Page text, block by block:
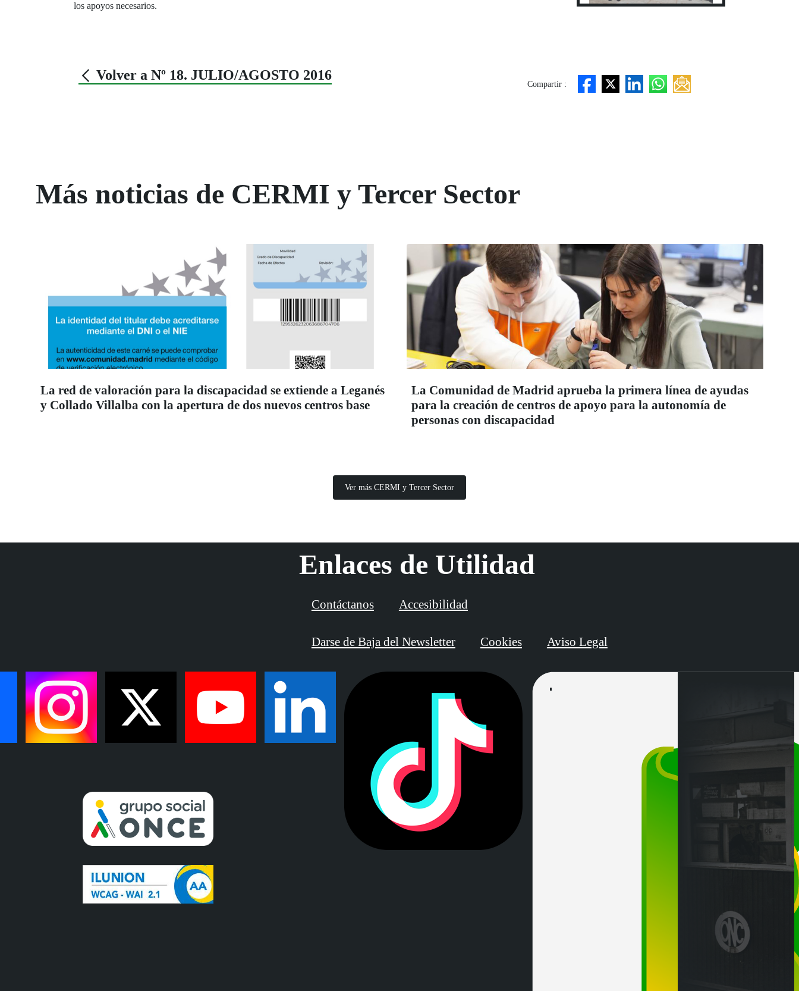
los apoyos necesarios.
Volver a Nº 18. JULIO/AGOSTO 2016
Compartir :
Más noticias de CERMI y Tercer Sector
La red de valoración para la discapacidad se extiende a Leganés
y Collado Villalba con la apertura de dos nuevos centros base
La Comunidad de Madrid aprueba la primera línea de ayudas
para la creación de centros de apoyo para la autonomía de
personas con discapacidad
Ver más CERMI y Tercer Sector
Enlaces de Utilidad
Contáctanos Accesibilidad
Darse de Baja del Newsletter Cookies Aviso Legal